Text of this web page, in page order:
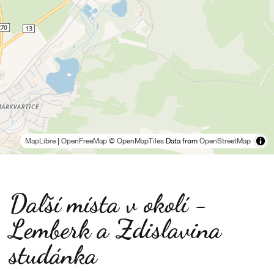
MapLibre OpenFreeMap © OpenMapTiles Data from OpenStreetMap
Další místa v okolí -
Lemberk a Zdislavina
studánka